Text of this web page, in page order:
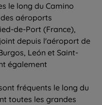
le long du Camino
aéroports
de-Port (France),
depuis l'aéroport de
León et Saint-
également
fréquents le long du
toutes les grandes